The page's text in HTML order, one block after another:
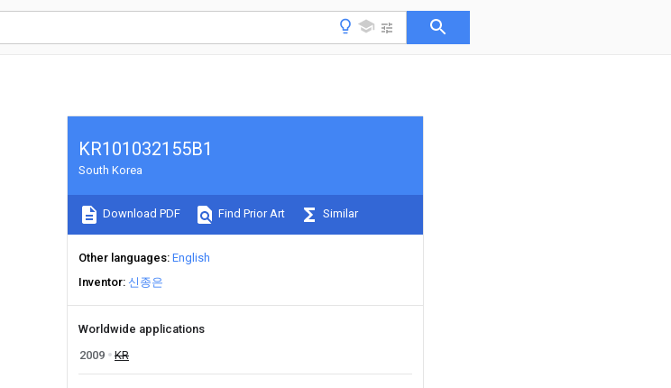
KR101032155B1
South Korea
Download PDF Find Prior Art Similar
Other languages English
Inventor 신종은
Worldwide applications
2009
KR